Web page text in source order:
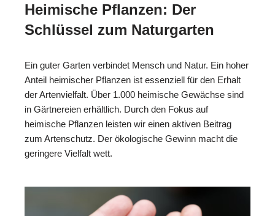
Heimische Pflanzen: Der
Schlüssel zum Naturgarten
Ein guter Garten verbindet Mensch und Natur. Ein hoher
Anteil heimischer Pflanzen ist essenziell für den Erhalt
der Artenvielfalt. Über 1.000 heimische Gewächse sind
in Gärtnereien erhältlich. Durch den Fokus auf
heimische Pflanzen leisten wir einen aktiven Beitrag
zum Artenschutz. Der ökologische Gewinn macht die
geringere Vielfalt wett.